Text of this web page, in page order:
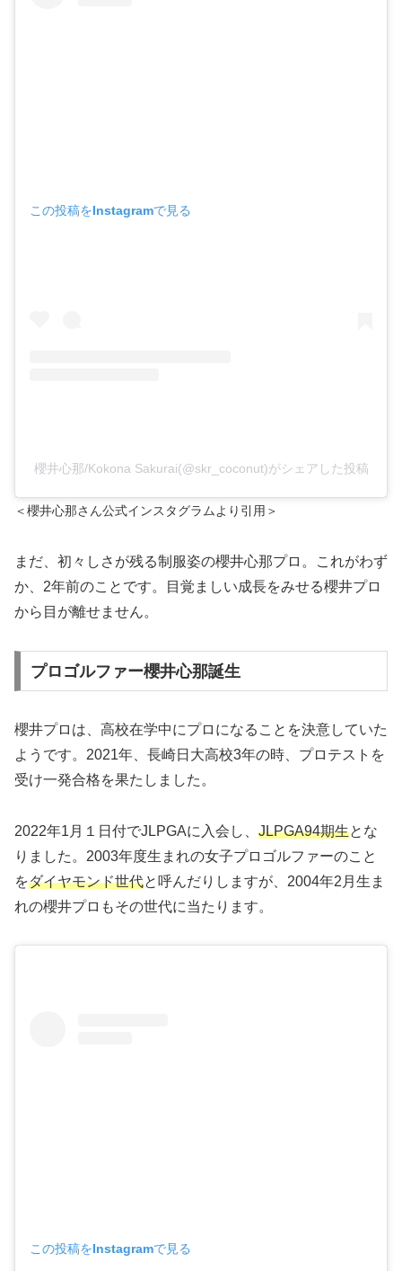
この投稿をInstagramで見る
櫻井心那/Kokona Sakurai(@skr_coconut)がシェアした投稿
＜櫻井心那さん公式インスタグラムより引用＞
まだ、初々しさが残る制服姿の櫻井心那プロ。これがわず
か、2年前のことです。目覚ましい成長をみせる櫻井プロ
から目が離せません。
プロゴルファー櫻井心那誕生
櫻井プロは、高校在学中にプロになることを決意していた
ようです。2021年、長崎日大高校3年の時、プロテストを
受け一発合格を果たしました。
2022年1月１日付でJLPGAに入会し、 JLPGA94期生とな
りました。2003年度生まれの女子プロゴルファーのこと
をダイヤモンド世代と呼んだりしますが、2004年2月生ま
れの櫻井プロもその世代に当たります。
この投稿をInstagramで見る